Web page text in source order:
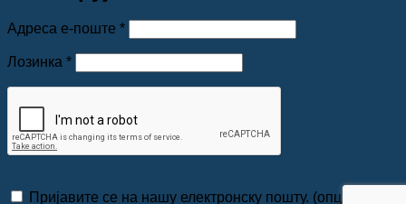
Адреса е-поште *Обавезно
Лозинка *Обавезно
Пријавите се на нашу електронску пошту. (опционо)